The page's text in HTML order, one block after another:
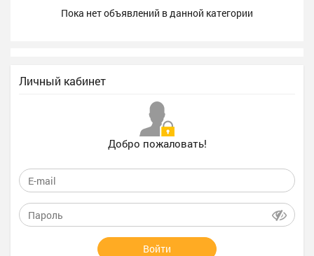
Пока нет объявлений в данной категории
Личный кабинет
Добро пожаловать!
Войти